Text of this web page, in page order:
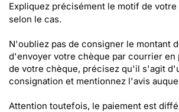
Expliquez précisément le motif de
selon le cas.
N'oubliez pas de consigner le montant
d'envoyer votre chèque par courrier en
de votre chèque, précisez qu'il s'agit
consignation et mentionnez l'avis
Attention toutefois, le paiement est